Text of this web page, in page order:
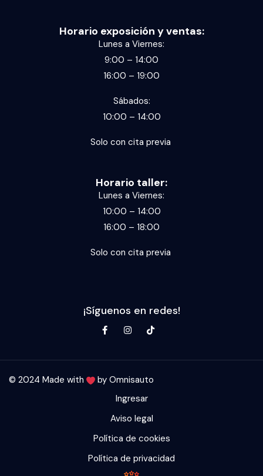
Horario exposición y ventas:
Lunes a Viernes:
9:00 – 14:00
16:00 – 19:00
Sábados:
10:00 – 14:00
Solo con cita previa
Horario taller:
Lunes a Viernes:
10:00 – 14:00
16:00 – 18:00
Solo con cita previa
¡Síguenos en redes!
© 2024 Made with by Omnisauto
Ingresar
Aviso legal
Política de cookies
Política de privacidad